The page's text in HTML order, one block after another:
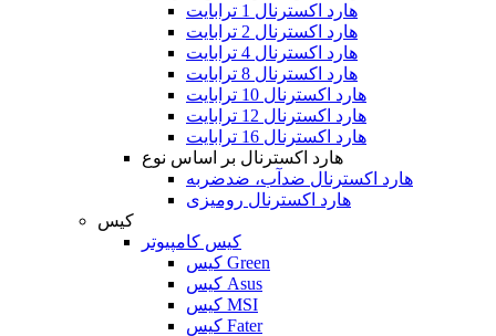
هارد اکسترنال 1 ترابایت
هارد اکسترنال 2 ترابایت
هارد اکسترنال 4 ترابایت
هارد اکسترنال 8 ترابایت
هارد اکسترنال 10 ترابایت
هارد اکسترنال 12 ترابایت
هارد اکسترنال 16 ترابایت
هارد اکسترنال بر اساس نوع
هارد اکسترنال ضدآب، ضدضربه
هارد اکسترنال رومیزی
کیس
کیس کامپیوتر
کیس Green
کیس Asus
کیس MSI
کیس Fater